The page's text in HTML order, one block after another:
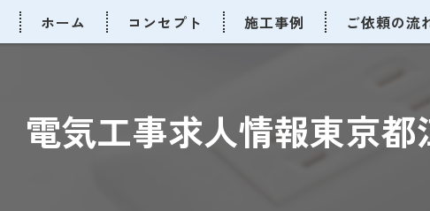
ホーム コンセプト 施工事例 ご依頼の流
電気工事求人情報東京